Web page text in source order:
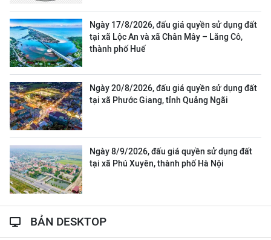
Ngày 17/8/2026, đấu giá quyền sử dụng đất
tại xã Lộc An và xã Chân Mây – Lăng Cô,
thành phố Huế
Ngày 20/8/2026, đấu giá quyền sử dụng đất
tại xã Phước Giang, tỉnh Quảng Ngãi
Ngày 8/9/2026, đấu giá quyền sử dụng đất
tại xã Phú Xuyên, thành phố Hà Nội
BẢN DESKTOP